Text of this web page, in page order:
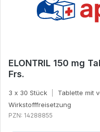
ELONTRIL 150 mg
Frs.
3 x 30 Stück
Tablette mit
Wirkstofffreisetzung
PZN: 14288855